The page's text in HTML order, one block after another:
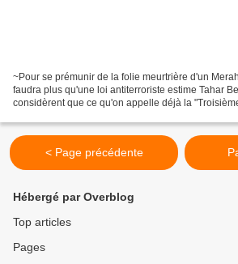
~Pour se prémunir de la folie meurtrière d'un
faudra plus qu'une loi antiterroriste estime Tahar
considèrent que ce qu'on appelle déjà la
< Page précédente
Hébergé par Overblog
Top articles
Pages